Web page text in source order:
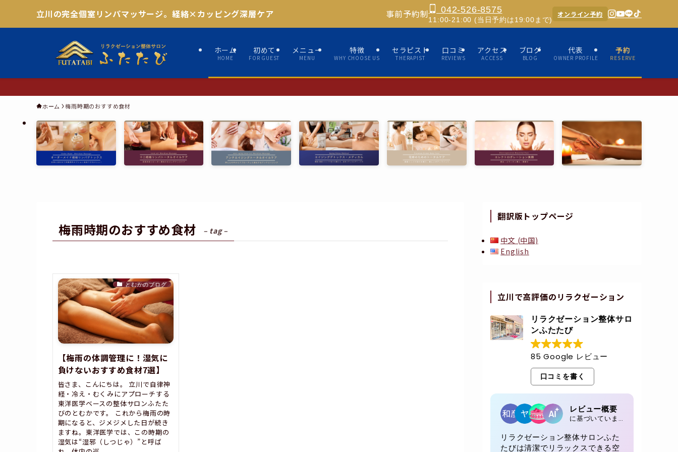
立川の完全個室リンパマッサージ。経絡×カッピング深層ケア 事前予約制 042-526-8575
11:00-21:00 (当日予約は19:00まで)
オンライン予約
ホーム
HOME
初めて
FOR GUEST
メニュー
MENU
特徴
WHY CHOOSE US
セラピスト
THERAPIST
口コミ
REVIEWS
アクセス
ACCESS
ブログ
BLOG
代表
OWNER PROFILE
予約
RESERVE
ホーム 梅雨時期のおすすめ食材
梅雨時期のおすすめ食材 – tag –
とむかのブログ
【梅雨の体調管理に！湿気に
負けないおすすめ食材7選】
皆さま、こんにちは。 立川で自律神
経・冷え・むくみにアプローチする
東洋医学ベースの整体サロンふたた
びのとむかです。 これから梅雨の時
期になると、ジメジメした日が続き
ますね。東洋医学では、この時期の
湿気は“湿邪（しつじゃ）”と呼ば
翻訳版トップページ
中文 (中国)
English
立川で高評価のリラクゼーション
リラクゼーション整体サロ
ンふたたび
85 Google レビュー
口コミを書く
レビュー概要
に基づいています 85 レビュー
リラクゼーション整体サロンふた
たびは清潔でリラックスできる空